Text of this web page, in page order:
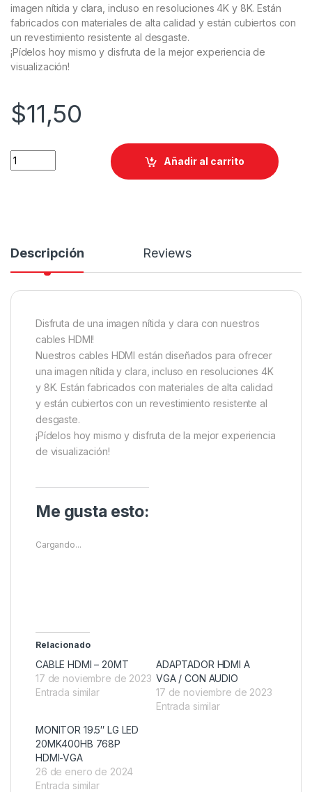
imagen nítida y clara, incluso en resoluciones 4K y 8K. Están
fabricados con materiales de alta calidad y están cubiertos con
un revestimiento resistente al desgaste.
¡Pídelos hoy mismo y disfruta de la mejor experiencia de
visualización!
$11,50
Añadir al carrito
Descripción Reviews
Disfruta de una imagen nítida y clara con nuestros
cables HDMI!
Nuestros cables HDMI están diseñados para ofrecer
una imagen nítida y clara, incluso en resoluciones 4K
y 8K. Están fabricados con materiales de alta calidad
y están cubiertos con un revestimiento resistente al
desgaste.
¡Pídelos hoy mismo y disfruta de la mejor experiencia
de visualización!
Me gusta esto:
Cargando...
Relacionado
CABLE HDMI – 20MT
17 de noviembre de 2023
Entrada similar
ADAPTADOR HDMI A
VGA / CON AUDIO
17 de noviembre de 2023
Entrada similar
MONITOR 19.5″ LG LED
20MK400HB 768P
HDMI-VGA
26 de enero de 2024
Entrada similar